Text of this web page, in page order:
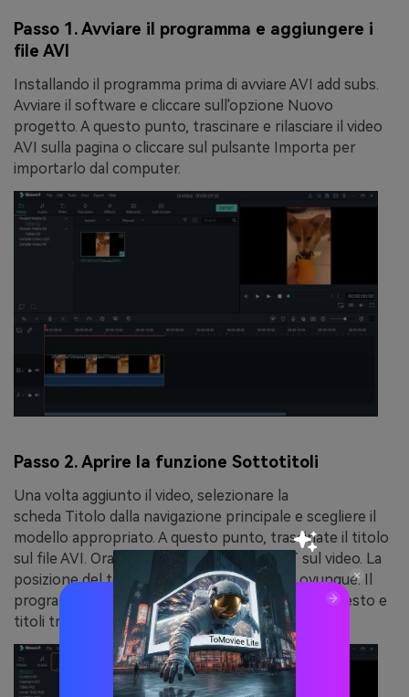
Passo 1. Avviare il programma e aggiungere i
file AVI
Installando il programma prima di avviare AVI add subs.
Avviare il software e cliccare sull'opzione Nuovo
progetto. A questo punto, trascinare e rilasciare il video
AVI sulla pagina o cliccare sul pulsante Importa per
importarlo dal computer.
Passo 2. Aprire la funzione Sottotitoli
Una volta aggiunto il video, selezionare la
scheda Titolo dalla navigazione principale e scegliere il
modello appropriato. A questo punto, trascinate il titolo
sul file AVI. Ora verrà visualizzato il testo
T sul video. La
posizione del testo può essere modificata ovunque. Il
programma offre centinaia di preimpostazioni di testo e
titoli tra cui scegliere.